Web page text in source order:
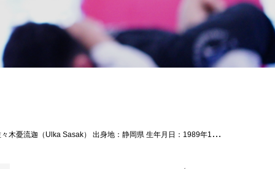
２１時半（2時間技術、30分質疑応答・記念撮影等） 場所：Theパラエストラ沖縄那覇 内容：MMAテクニック 参加費：５,０００ＹＥＮ（２５名限定） ※Theパラエストラ沖縄会員以外の方ももちろん参加可能です。 お問い合わせ：０９８－８５１－４７３９ 旬なファイター佐々木憂流迦選手が沖縄にやってくるこの貴重な機会、将来プロ選手を目指す方は非常にオススメです、グランドテクニックが得意な憂流迦選手なので柔術家にもオススメ、そしてファン目線で参加したい方ももちろんOKです！25名限定のセミナーなのでエントリーが規定人数に達したら受付終了となります。為になること間違いなし、希望者は是非Theパラエストラ沖縄までご連絡を！ ☆お問い合わせ TEL：０９８－８５１－４７３９MAIL:reversal.the@gmail.com #佐々木憂流迦 #パラエストラ #沖縄 #那覇 #与儀 #MMA #shooto #コザ #総合格闘技 #修斗 #キックボクシング #柔術 #jiujitsu #ダイエット